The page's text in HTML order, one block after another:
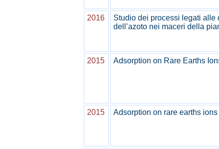
2016
Studio dei processi legati alle
dell’azoto nei maceri della
2015 Adsorption on Rare Earths
2015 Adsorption on rare earths